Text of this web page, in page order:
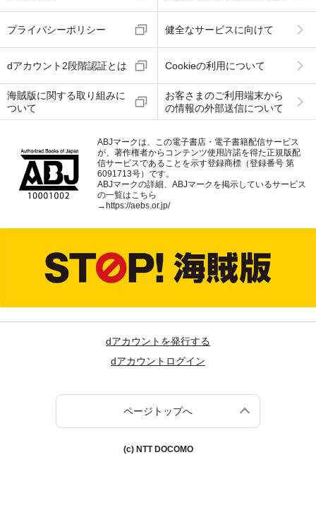
プライバシーポリシー 健全なサービスに向けて
dアカウント2段階認証とは Cookieの利用について
海賊版に関する取り組みに
ついて
お客さまのご利用端末から
の情報の外部送信について
ABJマークは、この電子書店・電子書籍配信サービス
が、著作権者からコンテンツ使用許諾を得た正規版配
信サービスであることを示す登録商標（登録番号 第
6091713号）です。
ABJマークの詳細、ABJマークを掲示しているサービス
の一覧はこちら
→https://aebs.or.jp/
dアカウントを発行する
dアカウントログイン
ページトップへ
(c) NTT DOCOMO